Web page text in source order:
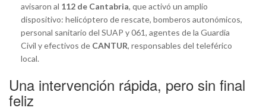
avisaron al 112 de Cantabria, que activó un amplio
dispositivo: helicóptero de rescate, bomberos autonómicos,
personal sanitario del SUAP y 061, agentes de la Guardia
Civil y efectivos de CANTUR, responsables del teleférico
local.
Una intervención rápida, pero sin final
feliz